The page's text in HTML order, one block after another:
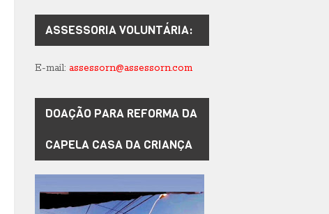
ASSESSORIA VOLUNTÁRIA:
E-mail: assessorn@assessorn.com
DOAÇÃO PARA REFORMA DA
CAPELA CASA DA CRIANÇA